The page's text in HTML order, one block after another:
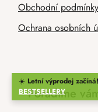
☀️ Letní výprodej
BESTSELLERY
Obchodní podmínky
Ochrana osobních
Poradíme